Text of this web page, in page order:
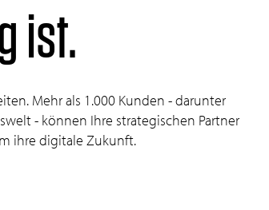
ist.
Mehr als 1.000 Kunden - darunter
- können Ihre strategischen Partner
ihre digitale Zukunft.